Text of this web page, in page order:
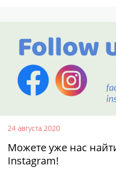
24 августа 2020
Можете уже нас
Instagram!